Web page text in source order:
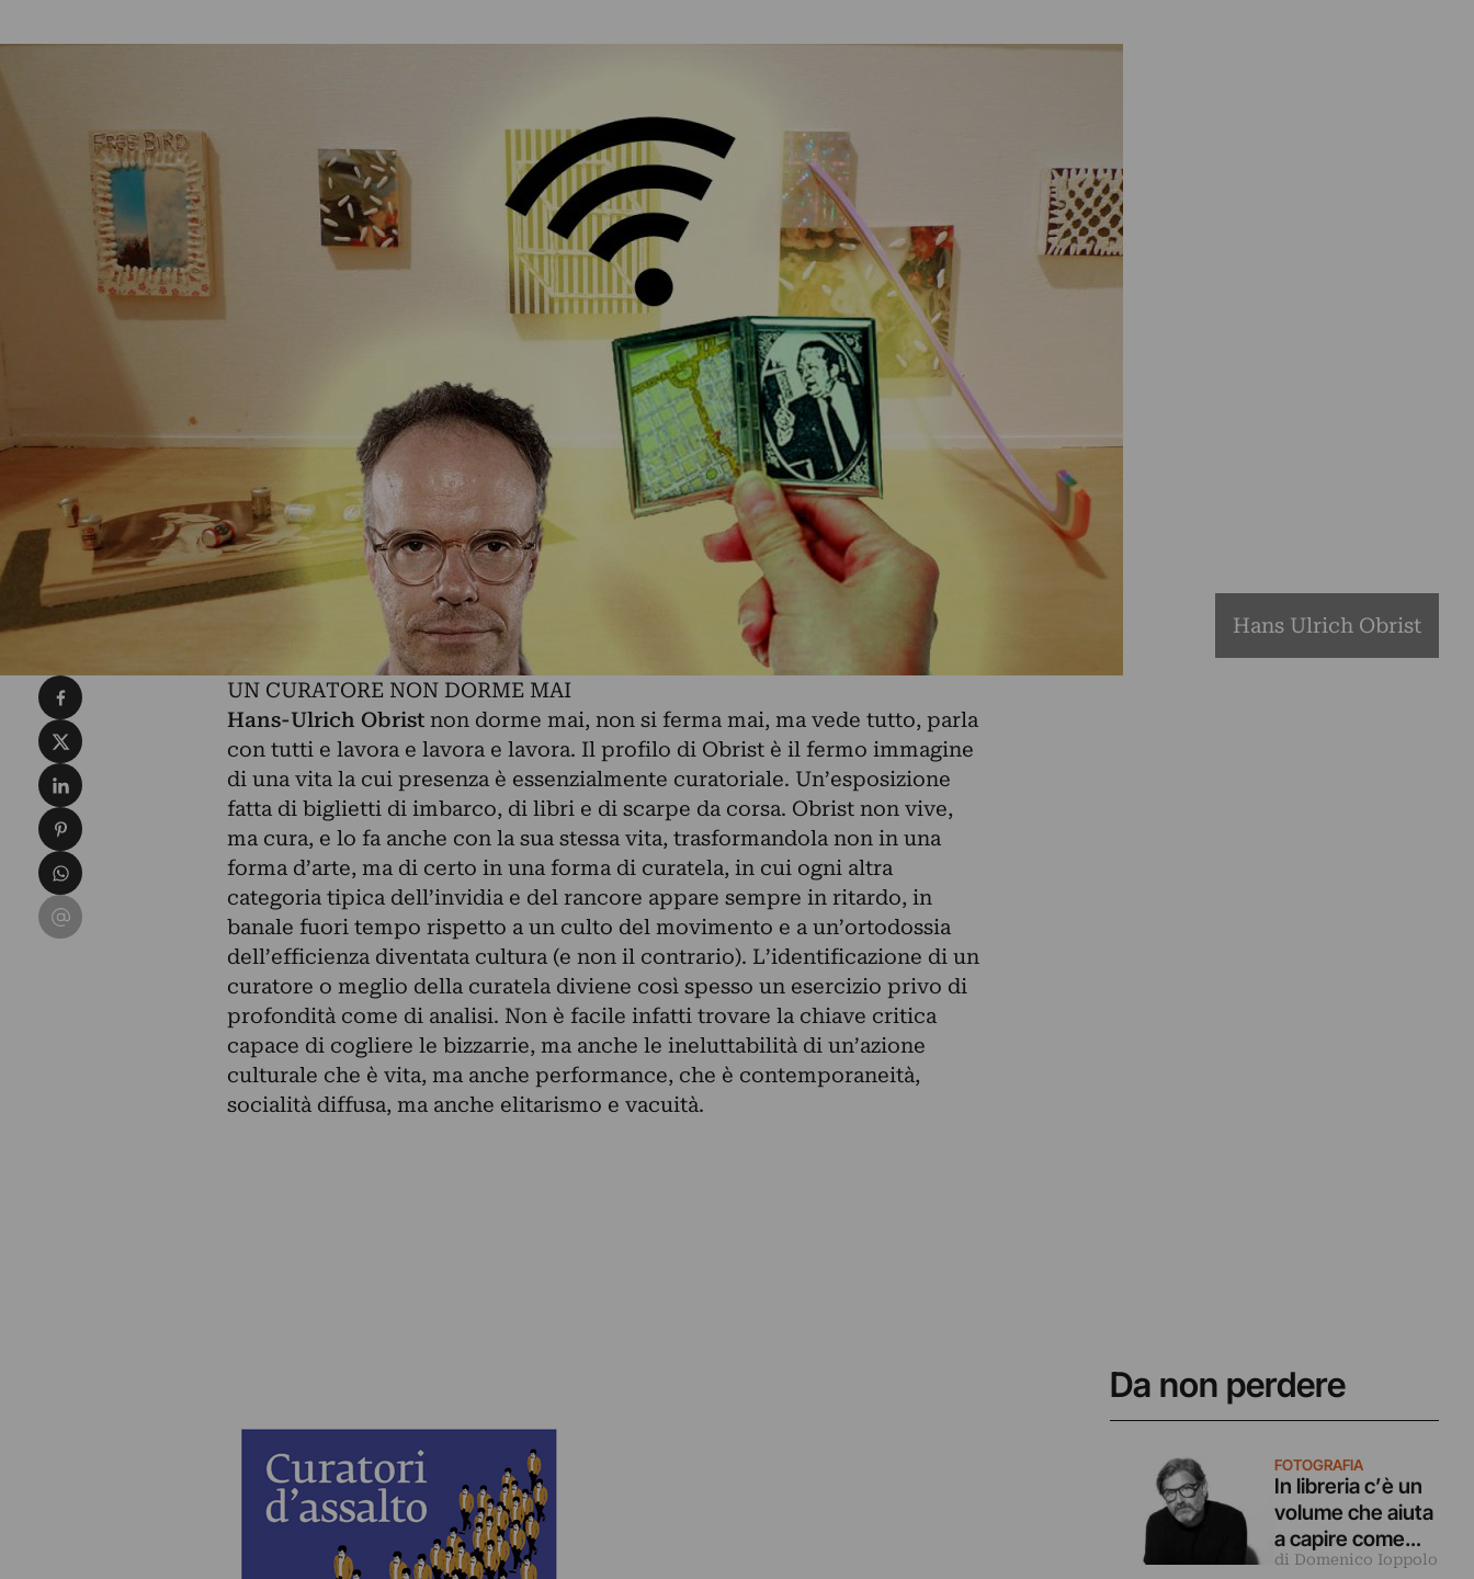
Hans Ulrich Obrist
UN CURATORE NON DORME MAI
Hans-Ulrich Obristnon dorme mai, non si ferma mai, ma vede tutto, parla
con tutti e lavora e lavora e lavora. Il profilo di Obrist è il fermo immagine
di una vita la cui presenza è essenzialmente curatoriale. Un’esposizione
fatta di biglietti di imbarco, di libri e di scarpe da corsa. Obrist non vive,
ma cura, e lo fa anche con la sua stessa vita, trasformandola non in una
forma d’arte, ma di certo in una forma di curatela, in cui ogni altra
categoria tipica dell’invidia e del rancore appare sempre in ritardo, in
banale fuori tempo rispetto a un culto del movimento e a un’ortodossia
dell’efficienza diventata cultura (e non il contrario). L’identificazione di un
curatore o meglio della curatela diviene così spesso un esercizio privo di
profondità come di analisi. Non è facile infatti trovare la chiave critica
capace di cogliere le bizzarrie, ma anche le ineluttabilità di un’azione
culturale che è vita, ma anche performance, che è contemporaneità,
socialità diffusa, ma anche elitarismo e vacuità.
Da non perdere
FOTOGRAFIA
In libreria c’è un
volume che aiuta
a capire come
l’arte possa
di Domenico Ioppolo
Condividi su Facebook
Condividi su X
Condividi su LinkedIn
Condividi su Pinterest
Condividi su WhatsApp
Condividi su Email